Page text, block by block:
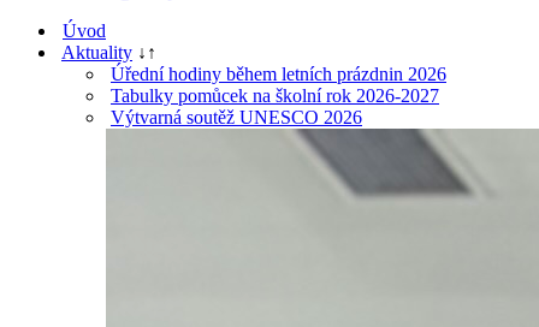
Úvod
Aktuality ↓ ↑
Úřední hodiny během letních prázdnin 2026
Tabulky pomůcek na školní rok 2026-2027
Výtvarná soutěž UNESCO 2026